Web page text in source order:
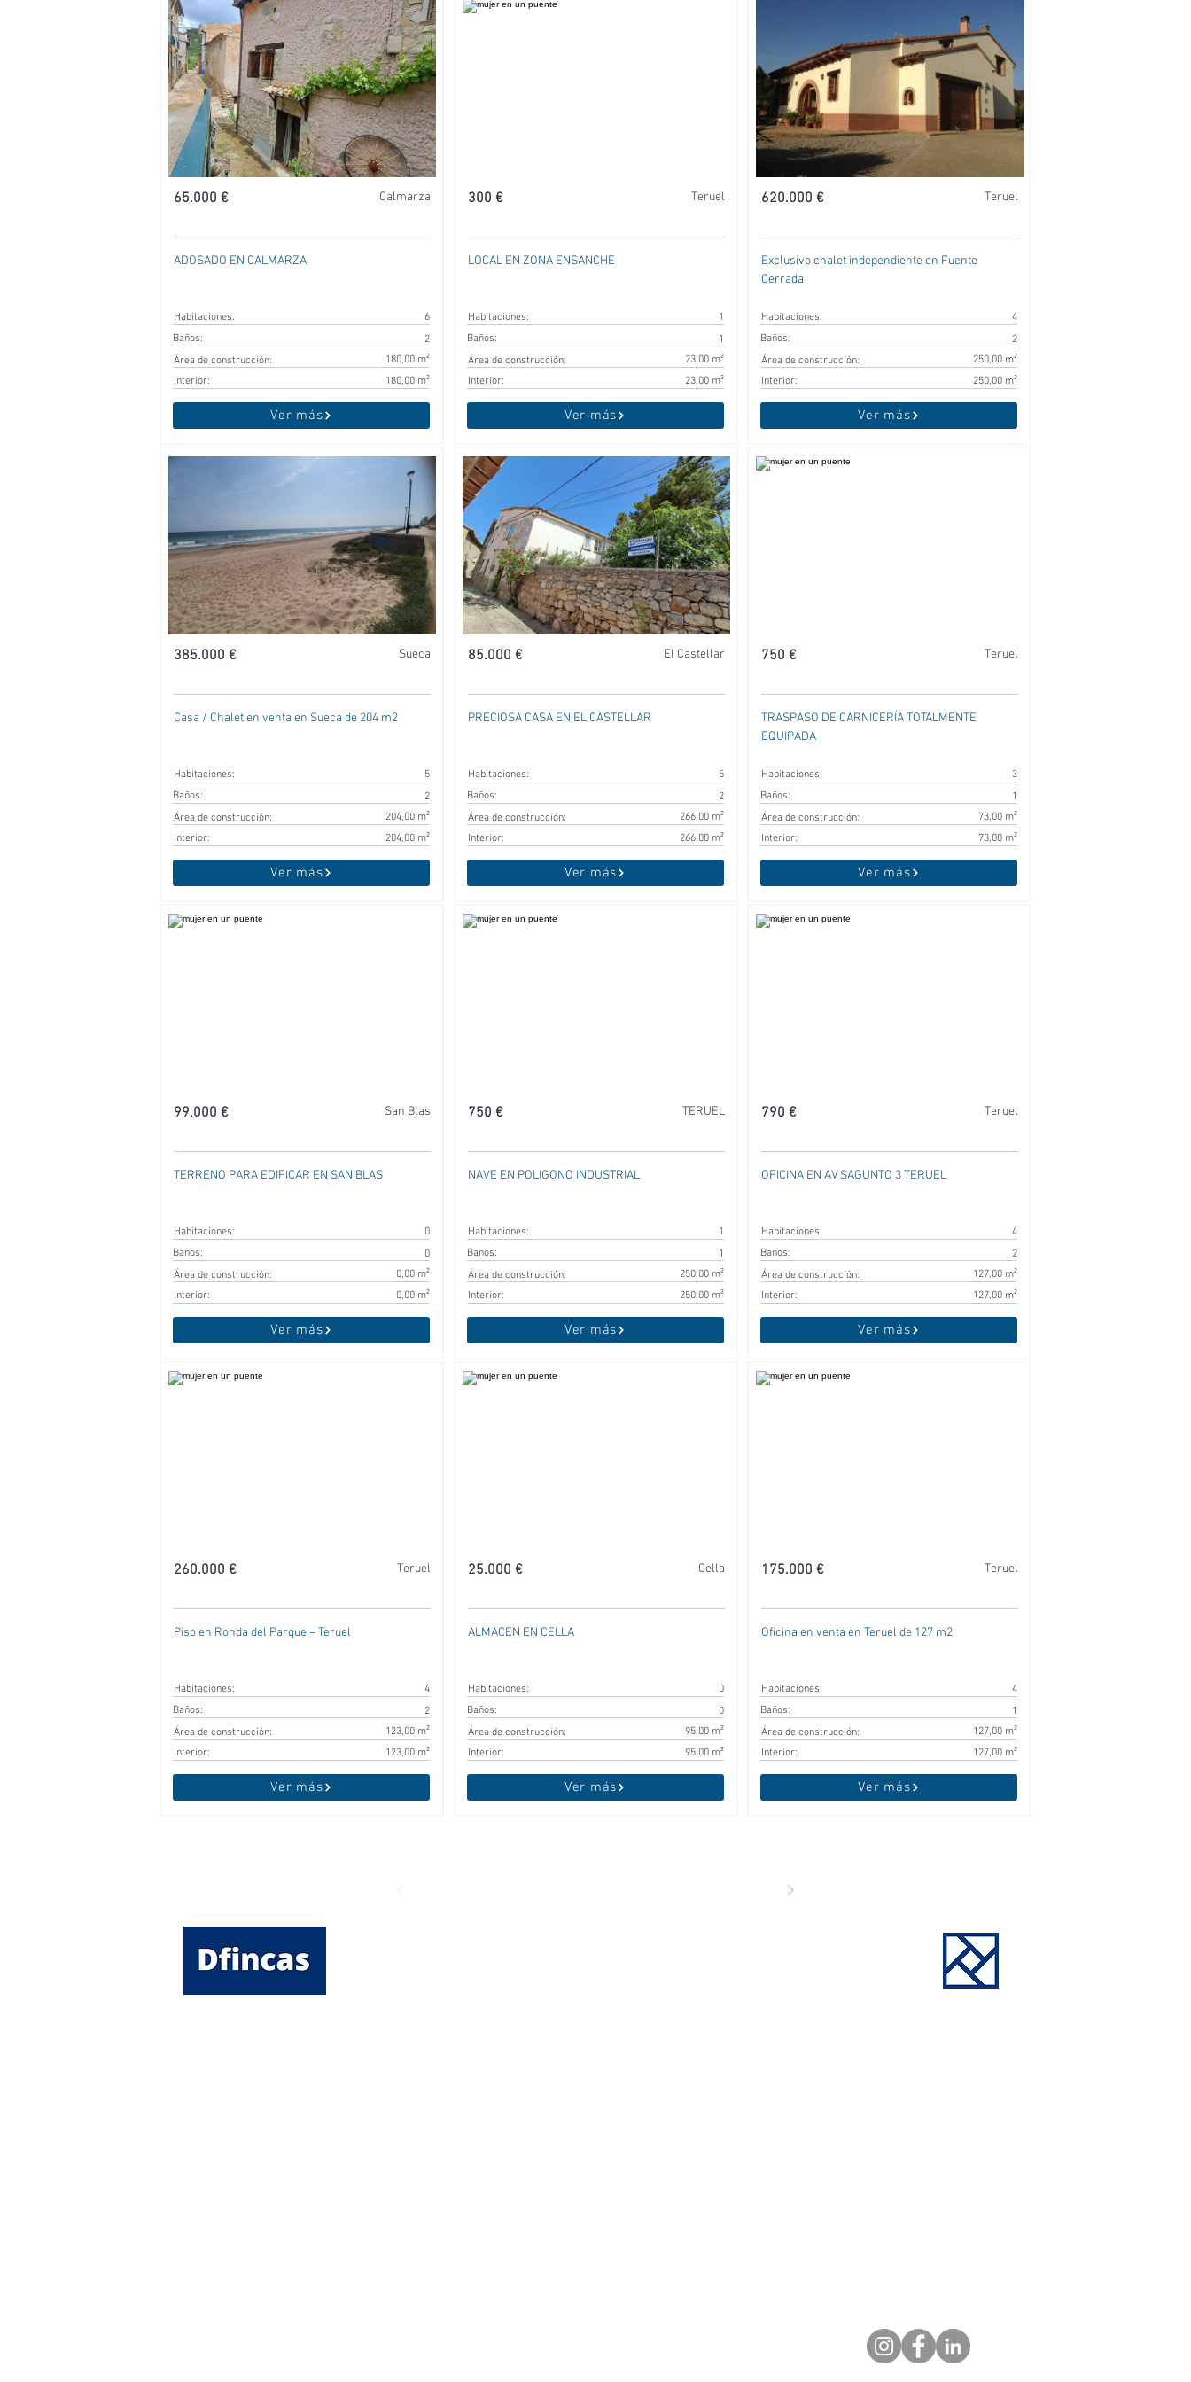
65.000 € Calmarza
ADOSADO EN CALMARZA
Habitaciones:
6
Baños:
Área de construcción:
Interior:
2
180,00 m²
180,00 m²
Ver más
385.000 € Sueca
Casa / Chalet en venta en Sueca de 204 m2
Habitaciones:
5
Baños:
Área de construcción:
Interior:
2
204,00 m²
204,00 m²
Ver más
99.000 € San Blas
TERRENO PARA EDIFICAR EN SAN BLAS
Habitaciones:
0
Baños:
Área de construcción:
Interior:
0
0,00 m²
0,00 m²
Ver más
260.000 € Teruel
Piso en Ronda del Parque – Teruel
Habitaciones:
4
Baños:
Área de construcción:
Interior:
2
123,00 m²
123,00 m²
Ver más
300 € Teruel
LOCAL EN ZONA ENSANCHE
Habitaciones:
1
Baños:
Área de construcción:
Interior:
1
23,00 m²
23,00 m²
Ver más
85.000 € El Castellar
PRECIOSA CASA EN EL CASTELLAR
Habitaciones:
5
Baños:
Área de construcción:
Interior:
2
266,00 m²
266,00 m²
Ver más
750 € TERUEL
NAVE EN POLIGONO INDUSTRIAL
Habitaciones:
1
Baños:
Área de construcción:
Interior:
1
250,00 m²
250,00 m²
Ver más
25.000 € Cella
ALMACEN EN CELLA
Habitaciones:
0
Baños:
Área de construcción:
Interior:
0
95,00 m²
95,00 m²
Ver más
620.000 € Teruel
Exclusivo chalet independiente en Fuente
Cerrada
Habitaciones:
4
Baños:
Área de construcción:
Interior:
2
250,00 m²
250,00 m²
Ver más
750 € Teruel
TRASPASO DE CARNICERÍA TOTALMENTE
EQUIPADA
Habitaciones:
3
Baños:
Área de construcción:
Interior:
1
73,00 m²
73,00 m²
Ver más
790 € Teruel
OFICINA EN AV SAGUNTO 3 TERUEL
Habitaciones:
4
Baños:
Área de construcción:
Interior:
2
127,00 m²
127,00 m²
Ver más
175.000 € Teruel
Oficina en venta en Teruel de 127 m2
Habitaciones:
4
Baños:
Área de construcción:
Interior:
1
127,00 m²
127,00 m²
Ver más